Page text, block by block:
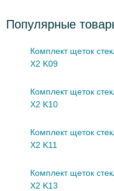
Популярные
Комплект щеток
X2 K09
Комплект щеток
X2 K10
Комплект щеток
X2 K11
Комплект щеток
X2 K13